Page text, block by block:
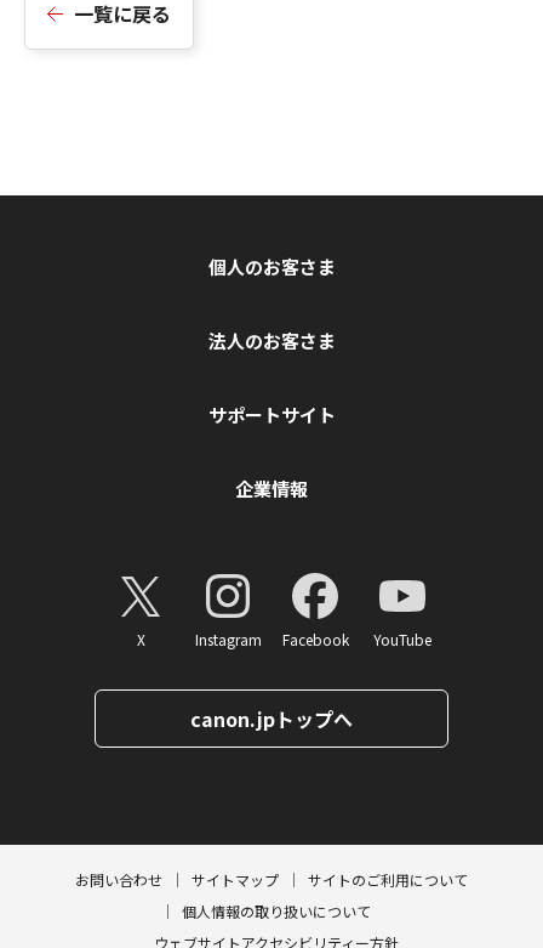
一覧に戻る
個人のお客さま
法人のお客さま
サポートサイト
企業情報
X Instagram Facebook YouTube
canon.jpトップへ
お問い合わせ サイトマップ
サイトのご利用について
個人情報の取り扱いについて
ウェブサイトアクセシビリティー方針